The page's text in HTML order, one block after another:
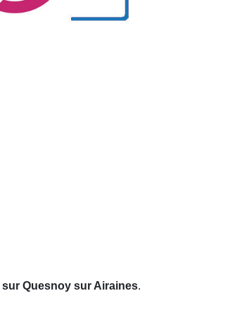
sur Quesnoy sur Airaines.